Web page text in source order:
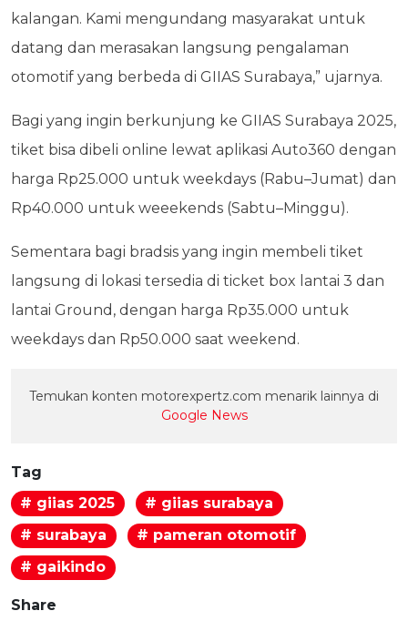
kalangan. Kami mengundang masyarakat untuk
datang dan merasakan langsung pengalaman
otomotif yang berbeda di GIIAS Surabaya,” ujarnya.
Bagi yang ingin berkunjung ke GIIAS Surabaya 2025,
tiket bisa dibeli online lewat aplikasi Auto360 dengan
harga Rp25.000 untuk weekdays (Rabu–Jumat) dan
Rp40.000 untuk weeekends (Sabtu–Minggu).
Sementara bagi bradsis yang ingin membeli tiket
langsung di lokasi tersedia di ticket box lantai 3 dan
lantai Ground, dengan harga Rp35.000 untuk
weekdays dan Rp50.000 saat weekend.
Temukan konten motorexpertz.com menarik lainnya di
Google News
Tag
# giias 2025
# giias surabaya
# surabaya
# pameran otomotif
# gaikindo
Share